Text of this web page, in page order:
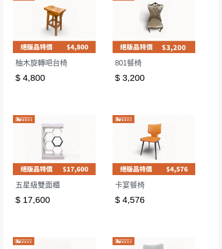
柚木旋轉吧台椅
$ 4,800
801餐椅
$ 3,200
五星級雙面櫃
$ 17,600
卡宴餐椅
$ 4,576